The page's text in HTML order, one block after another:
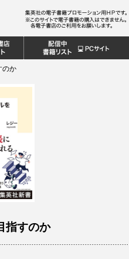
のか
指すのか